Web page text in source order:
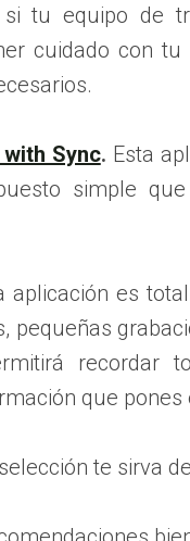
si tu equipo de
cuidado con
Sync. Esta
simple
aplicación es
pequeñas
recordar
que
te sirva